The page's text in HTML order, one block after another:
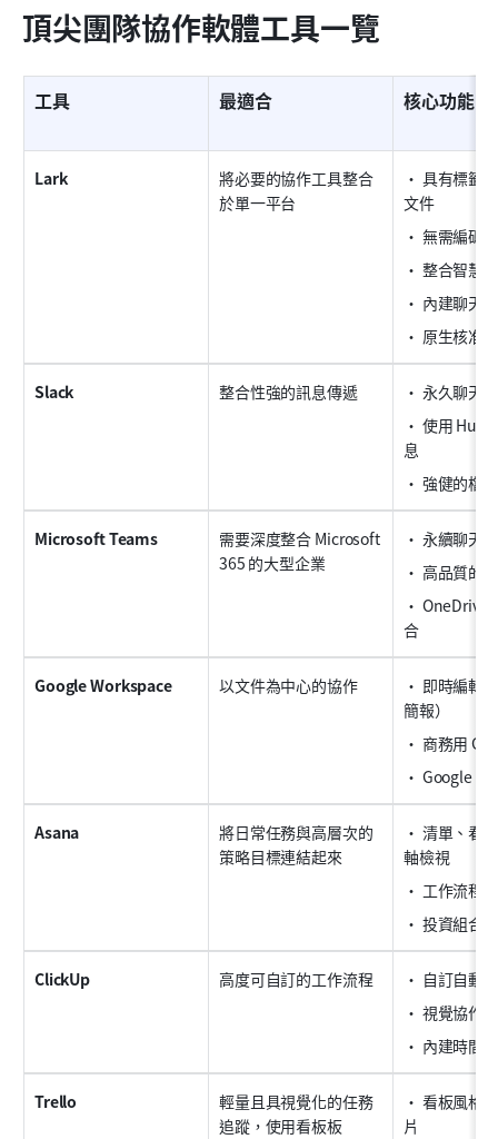
頂尖團隊協作軟體工具一覽
工具 最適合 核心功能
Lark
將必要的協作工具整合
於單一平台
• 具有標籤
文件
• 無需編碼
• 整合智慧
• 內建聊天
• 原生核准
Slack 整合性強的訊息傳遞
• 永久聊天
• 使用
息
• 強健的檔
Microsoft Teams
需要深度整合 Microsoft
365 的大型企業
• 永續聊天
• 高品質的
• OneDrive
合
Google Workspace 以文件為中心的協作
• 即時編輯
簡報）
• 商務用
• Google
Asana
將日常任務與高層次的
策略目標連結起來
• 清單、看
軸檢視
• 工作流程
• 投資組合
ClickUp 高度可自訂的工作流程
• 自訂自動
• 視覺協作
• 內建時間
Trello
輕量且具視覺化的任務
追蹤，使用看板板
• 看板風格
片